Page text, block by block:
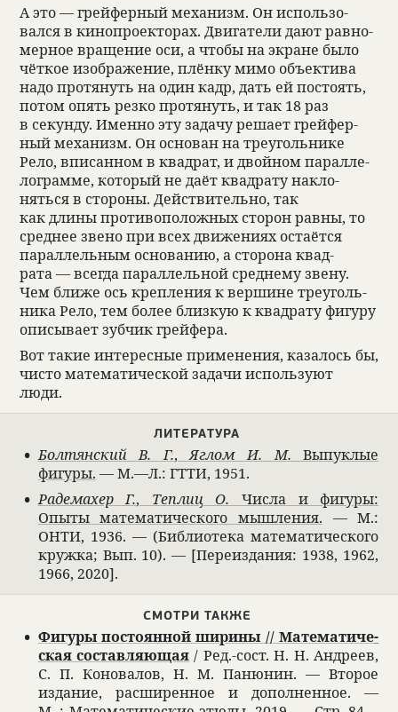
А это — грейфер­ный меха­низм. Он исполь­зо­
вался в кинопро­ек­то­рах. Двига­тели дают рав­но­
мер­ное враще­ние оси, а чтобы на экране было
чёт­кое изоб­раже­ние, плёнку мимо объек­тива
надо про­тя­нуть на один кадр, дать ей посто­ять,
потом опять резко про­тя­нуть, и так 18 раз
в секунду. Именно эту задачу решает грейфер­
ный меха­низм. Он осно­ван на тре­уголь­нике
Рело, впи­сан­ном в квад­рат, и двой­ном парал­ле­
лограмме, кото­рый не даёт квад­рату накло­
няться в сто­роны. Действи­тельно, так
как длины про­ти­вопо­лож­ных сто­рон равны, то
сред­нее звено при всех движе­ниях оста­ётся
парал­лель­ным осно­ва­нию, а сто­рона квад­
рата — все­гда парал­лель­ной сред­нему звену.
Чем ближе ось креп­ле­ния к вершине тре­уголь­
ника Рело, тем более близ­кую к квад­рату фигуру
опи­сы­вает зуб­чик грейфера.
Вот такие инте­рес­ные при­ме­не­ния, каза­лось бы,
чисто матема­ти­че­ской задачи исполь­зуют
люди.
ЛИТЕ­РА­ТУРА
Бол­тян­ский В. Г.,Яглом И. М. Выпук­лые
фигуры. — М.—Л.: ГТТИ, 1951.
Радема­хер Г., Теп­лиц О. Числа и фигуры:
Опыты матема­ти­че­ского мыш­ле­ния. — М.:
ОНТИ, 1936. — (Биб­лио­тека матема­ти­че­ского
кружка; Вып. 10). — [Пере­из­да­ния: 1938, 1962,
1966, 2020].
СМОТРИ ТАКЖЕ
Фигуры посто­ян­ной ширины // Матема­ти­че­
ская состав­ляющая / Ред.-сост. Н. Н. Андреев,
С. П. Коно­ва­лов, Н. М. Паню­нин. — Вто­рое
изда­ние, расши­рен­ное и допол­нен­ное. —